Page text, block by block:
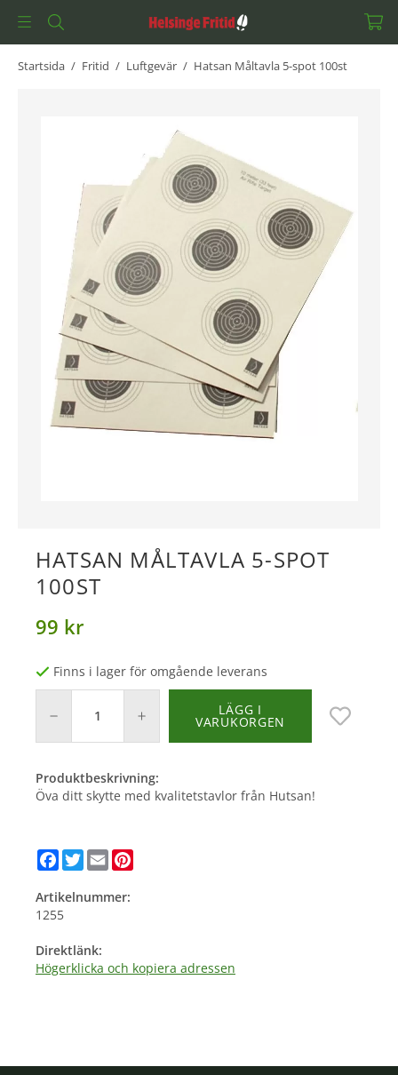
Startsida / Fritid / Luftgevär / Hatsan Måltavla 5-spot 100st
HATSAN MÅLTAVLA 5-SPOT
100ST
99 kr
Finns i lager för omgående leverans
LÄGG I
VARUKORGEN
Produktbeskrivning:
Öva ditt skytte med kvalitetstavlor från Hutsan!
Facebook
Twitter
Email
Artikelnummer:
1255
Direktlänk:
Högerklicka och kopiera adressen